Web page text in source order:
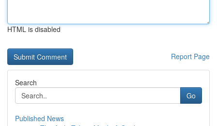
HTML is disabled
Report Page
Search
Go
Published News